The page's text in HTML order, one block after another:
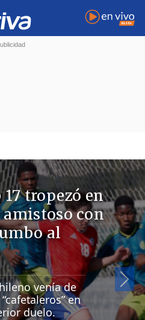
17 tropezó en
amistoso con
al
venía de
en
duelo.